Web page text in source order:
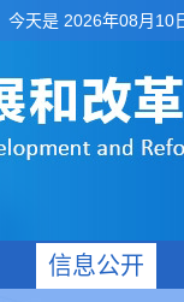
今天是 2026年08月10
信息公开